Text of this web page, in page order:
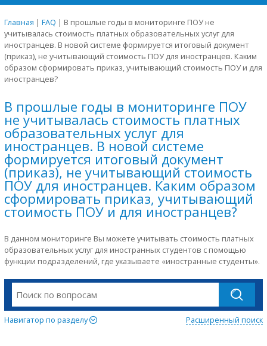
Главная | FAQ | В прошлые годы в мониторинге ПОУ не
учитывалась стоимость платных образовательных услуг для
иностранцев. В новой системе формируется итоговый документ
(приказ), не учитывающий стоимость ПОУ для иностранцев. Каким
образом сформировать приказ, учитывающий стоимость ПОУ и для
иностранцев?
В прошлые годы в мониторинге ПОУ
не учитывалась стоимость платных
образовательных услуг для
иностранцев. В новой системе
формируется итоговый документ
(приказ), не учитывающий стоимость
ПОУ для иностранцев. Каким образом
сформировать приказ, учитывающий
стоимость ПОУ и для иностранцев?
В данном мониторинге Вы можете учитывать стоимость платных
образовательных услуг для иностранных студентов с помощью
функции подразделений, где указываете «иностранные студенты».
Навигатор по разделу Расширенный поиск